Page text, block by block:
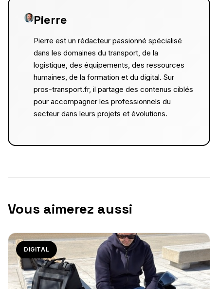
Pierre
Pierre est un rédacteur passionné spécialisé
dans les domaines du transport, de la
logistique, des équipements, des ressources
humaines, de la formation et du digital. Sur
pros-transport.fr, il partage des contenus ciblés
pour accompagner les professionnels du
secteur dans leurs projets et évolutions.
Vous aimerez aussi
DIGITAL